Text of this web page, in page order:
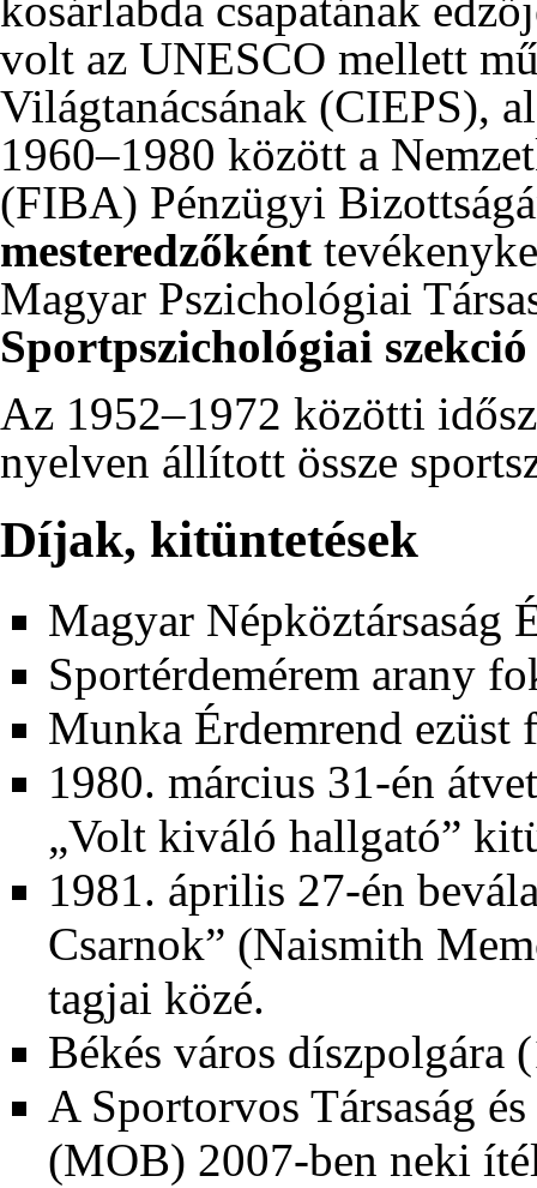
kosárlabda csapatának
volt az UNESCO mellett
Világtanácsának (CIEPS),
1960–1980 között a
(FIBA) Pénzügyi
mesteredzőként
Magyar Pszichológiai
Sportpszichológiai
Az 1952–1972 közötti
nyelven állított össze
Díjak, kitüntetések
Magyar Népköztársaság
Sportérdemérem arany
Munka Érdemrend ezüst
1980. március 31-én
„Volt kiváló hallgató”
1981. április 27-én
Csarnok” (Naismith
tagjai közé.
Békés város díszpolgára (
A Sportorvos Társaság
(MOB) 2007-ben neki